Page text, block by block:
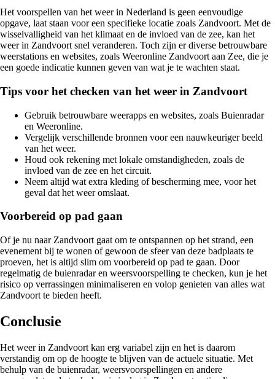
Het voorspellen van het weer in Nederland is geen eenvoudige
opgave, laat staan voor een specifieke locatie zoals Zandvoort. Met de
wisselvalligheid van het klimaat en de invloed van de zee, kan het
weer in Zandvoort snel veranderen. Toch zijn er diverse betrouwbare
weerstations en websites, zoals Weeronline Zandvoort aan Zee, die je
een goede indicatie kunnen geven van wat je te wachten staat.
Tips voor het checken van het weer in Zandvoort
Gebruik betrouwbare weerapps en websites, zoals Buienradar
en Weeronline.
Vergelijk verschillende bronnen voor een nauwkeuriger beeld
van het weer.
Houd ook rekening met lokale omstandigheden, zoals de
invloed van de zee en het circuit.
Neem altijd wat extra kleding of bescherming mee, voor het
geval dat het weer omslaat.
Voorbereid op pad gaan
Of je nu naar Zandvoort gaat om te ontspannen op het strand, een
evenement bij te wonen of gewoon de sfeer van deze badplaats te
proeven, het is altijd slim om voorbereid op pad te gaan. Door
regelmatig de buienradar en weersvoorspelling te checken, kun je het
risico op verrassingen minimaliseren en volop genieten van alles wat
Zandvoort te bieden heeft.
Conclusie
Het weer in Zandvoort kan erg variabel zijn en het is daarom
verstandig om op de hoogte te blijven van de actuele situatie. Met
behulp van de buienradar, weersvoorspellingen en andere